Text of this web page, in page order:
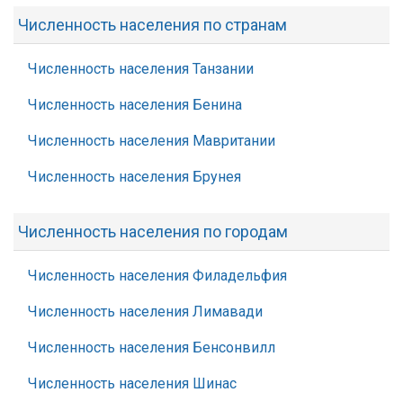
Численность населения по странам
Численность населения Танзании
Численность населения Бенина
Численность населения Мавритании
Численность населения Брунея
Численность населения по городам
Численность населения Филадельфия
Численность населения Лимавади
Численность населения Бенсонвилл
Численность населения Шинас